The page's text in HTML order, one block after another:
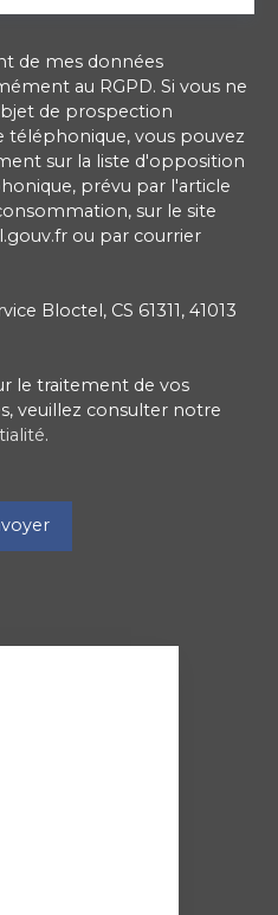
de mes données
au RGPD. Si vous ne
de prospection
téléphonique, vous pouvez
sur la liste d'opposition
prévu par l'article
sur le site
ou par courrier
Bloctel, CS 61311, 41013
le traitement de vos
veuillez consulter notre
.